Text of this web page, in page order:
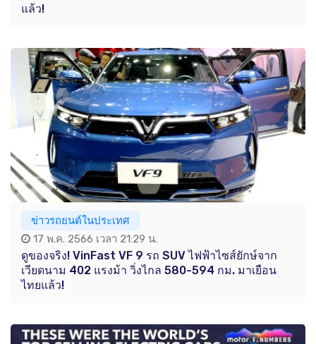
แล้ว!
ข่าวรถยนต์ในประเทศ
17 พ.ค. 2566 เวลา 21:29 น.
ดูของจริง! VinFast VF 9 รถ SUV ไฟฟ้าไซส์ยักษ์จาก
เวียดนาม 402 แรงม้า วิ่งไกล 580-594 กม. มาเยือน
ไทยแล้ว!